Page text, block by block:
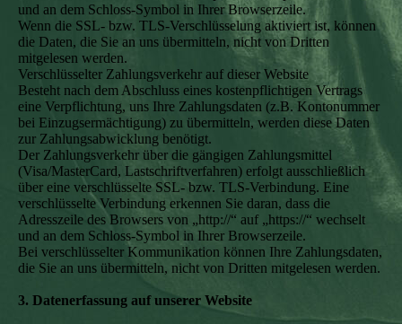
und an dem Schloss-Symbol in Ihrer Browserzeile.
Wenn die SSL- bzw. TLS-Verschlüsselung aktiviert ist, können
die Daten, die Sie an uns übermitteln, nicht von Dritten
mitgelesen werden.
Verschlüsselter Zahlungsverkehr auf dieser Website
Besteht nach dem Abschluss eines kostenpflichtigen Vertrags
eine Verpflichtung, uns Ihre Zahlungsdaten (z.B. Kontonummer
bei Einzugsermächtigung) zu übermitteln, werden diese Daten
zur Zahlungsabwicklung benötigt.
Der Zahlungsverkehr über die gängigen Zahlungsmittel
(Visa/MasterCard, Lastschriftverfahren) erfolgt ausschließlich
über eine verschlüsselte SSL- bzw. TLS-Verbindung. Eine
verschlüsselte Verbindung erkennen Sie daran, dass die
Adresszeile des Browsers von „http://“ auf „https://“ wechselt
und an dem Schloss-Symbol in Ihrer Browserzeile.
Bei verschlüsselter Kommunikation können Ihre Zahlungsdaten,
die Sie an uns übermitteln, nicht von Dritten mitgelesen werden.
3. Datenerfassung auf unserer Website